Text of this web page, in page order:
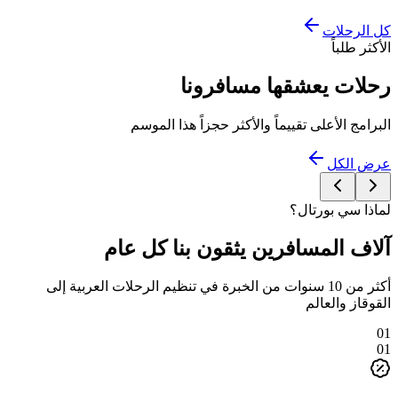
كل الرحلات
الأكثر طلباً
رحلات يعشقها مسافرونا
البرامج الأعلى تقييماً والأكثر حجزاً هذا الموسم
عرض الكل
لماذا سي بورتال؟
آلاف المسافرين يثقون بنا كل عام
أكثر من 10 سنوات من الخبرة في تنظيم الرحلات العربية إلى
القوقاز والعالم
01
01